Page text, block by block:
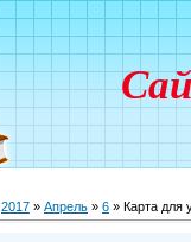
2017 » Апрель » 6 » Карта для